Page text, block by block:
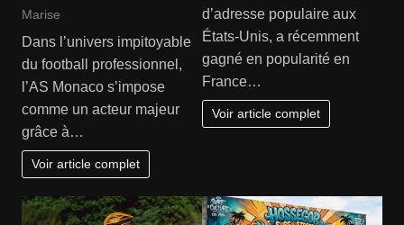
Marise
Dans l’univers impitoyable
du football professionnel,
l’AS Monaco s’impose
comme un acteur majeur
grâce à…
Voir article complet
d’adresse populaire aux
États-Unis, a récemment
gagné en popularité en
France…
Voir article complet